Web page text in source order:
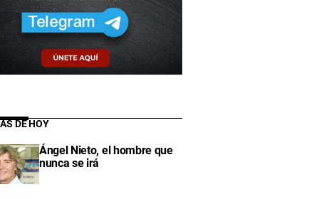
DE HOY
Ángel Nieto, el hombre que
nunca se irá